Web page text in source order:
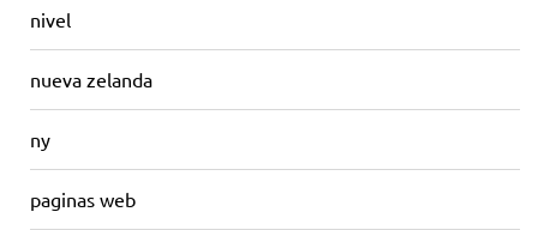
nivel
nueva zelanda
ny
paginas web